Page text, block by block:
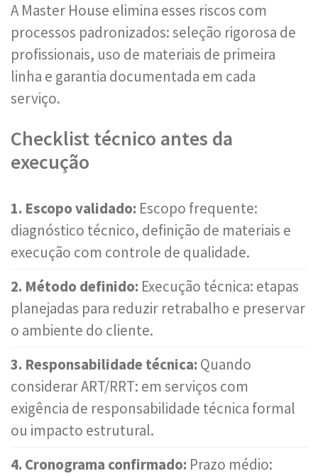
A Master House elimina esses riscos com
processos padronizados: seleção rigorosa de
profissionais, uso de materiais de primeira
linha e garantia documentada em cada
serviço.
Checklist técnico antes da
execução
1. Escopo validado: Escopo frequente:
diagnóstico técnico, definição de materiais e
execução com controle de qualidade.
2. Método definido: Execução técnica: etapas
planejadas para reduzir retrabalho e preservar
o ambiente do cliente.
3. Responsabilidade técnica: Quando
considerar ART/RRT: em serviços com
exigência de responsabilidade técnica formal
ou impacto estrutural.
4. Cronograma confirmado: Prazo médio: